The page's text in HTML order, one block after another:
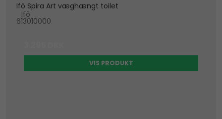
Ifö Spira Art væghængt toilet
Ifö
613010000
VIS PRODUKT